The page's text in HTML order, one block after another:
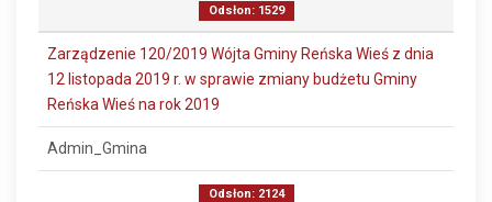
Odsłon: 1529
Zarządzenie 120/2019 Wójta Gminy Reńska Wieś z dnia
12 listopada 2019 r. w sprawie zmiany budżetu Gminy
Reńska Wieś na rok 2019
Admin_Gmina
Odsłon: 2124